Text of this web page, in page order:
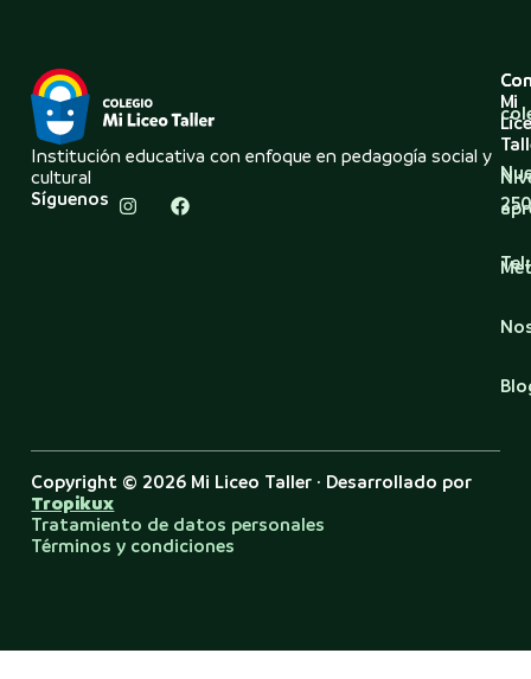
Institución educativa con enfoque en pedagogía social y
cultural
Síguenos
Mi
Copyright © 2026 Mi Liceo Taller · Desarrollado por
Tropikux
Tratamiento de datos personales
Términos y condiciones